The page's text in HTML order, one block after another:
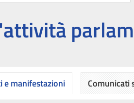
e manifestazioni Comunicati